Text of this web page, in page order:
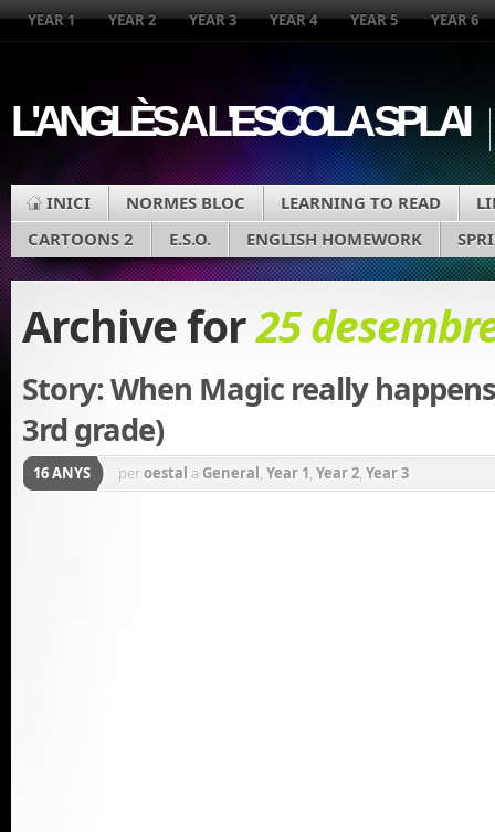
YEAR 1 YEAR 2 YEAR 3 YEAR 4 YEAR 5 YEAR 6
L'ANGLÈS A L'ESCOLA SPLAI
INICI NORMES BLOC LEARNING TO READ
CARTOONS 2
E.S.O. ENGLISH HOMEWORK
Archive for25
Story: When Magic really
3rd grade)
16 ANYS peroestal a General, Year 1, Year 2, Year 3